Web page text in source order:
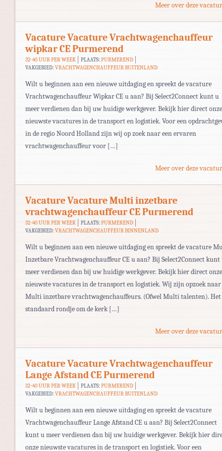
Meer over deze
Vacature Vacature Vrachtwagenchauffeur
wipkar CE Purmerend
32-40 UUR PER WEEK PLAATS: PURMEREND
VAKGEBIED: VRACHTWAGENCHAUFFEUR BUITENLAND
Wilt u beginnen aan een nieuwe uitdaging en spreekt de vacature
Vrachtwagenchauffeur Wipkar CE u aan? Bij Select2Connect kunt u
meer verdienen dan bij uw huidige werkgever. Bekijk hier direct onze
nieuwste vacatures in de transport en logistiek. Voor een
in de regio Noord Holland zijn wij op zoek naar een ervaren
vrachtwagenchauffeur voor […]
Meer over deze
Vacature Vacature Multi inzetbare
vrachtwagenchauffeur CE Purmerend
32-40 UUR PER WEEK PLAATS: PURMEREND
VAKGEBIED: VRACHTWAGENCHAUFFEUR BINNENLAND
Wilt u beginnen aan een nieuwe uitdaging en spreekt de vacature
Inzetbare Vrachtwagenchauffeur CE u aan? Bij Select2Connect kunt
meer verdienen dan bij uw huidige werkgever. Bekijk hier direct onze
nieuwste vacatures in de transport en logistiek. Wij zijn opzoek naar
Multi inzetbare vrachtwagenchauffeurs. (Ofwel Multi talenten). Het
standaard rondje om de kerk […]
Meer over deze
Vacature Vacature Vrachtwagenchauffeur
Lange Afstand CE Purmerend
32-40 UUR PER WEEK PLAATS: PURMEREND
VAKGEBIED: VRACHTWAGENCHAUFFEUR BUITENLAND
Wilt u beginnen aan een nieuwe uitdaging en spreekt de vacature
Vrachtwagenchauffeur Lange Afstand CE u aan? Bij Select2Connect
kunt u meer verdienen dan bij uw huidige werkgever. Bekijk hier
onze nieuwste vacatures in de transport en logistiek. Voor een